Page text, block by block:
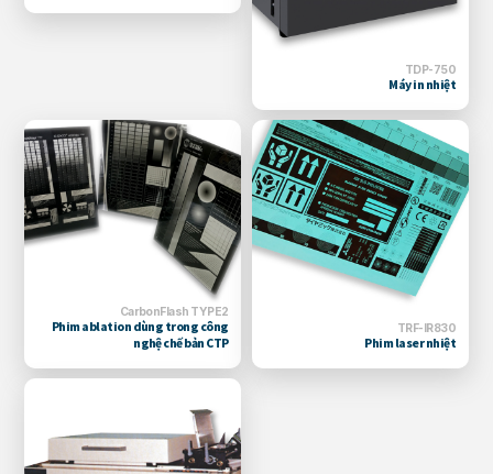
TDP-750
Máy in nhiệt
CarbonFlash TYPE2
Phim ablation dùng trong công
nghệ chế bản CTP
TRF-IR830
Phim laser nhiệt